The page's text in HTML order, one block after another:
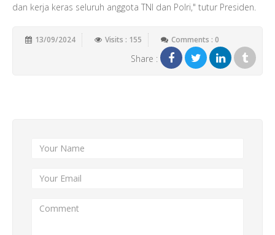
dan kerja keras seluruh anggota TNI dan Polri," tutur Presiden.
13/09/2024 Visits : 155 Comments : 0
Share :